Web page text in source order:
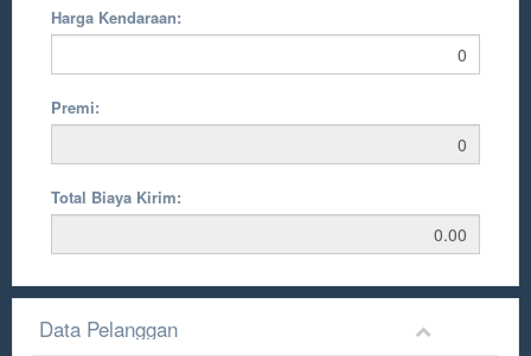
Harga Kendaraan:
Premi:
Total Biaya Kirim:
Data Pelanggan